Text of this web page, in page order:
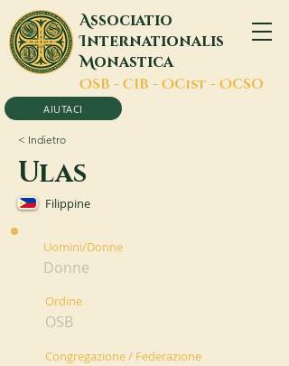
Associatio
Internationalis
Monastica
OSB - CIB - OCist - OCSO
AIUTACI
< Indietro
Ulas
Filippine
Uomini/Donne
Donne
Ordine
OSB
Congregazione / Federazione